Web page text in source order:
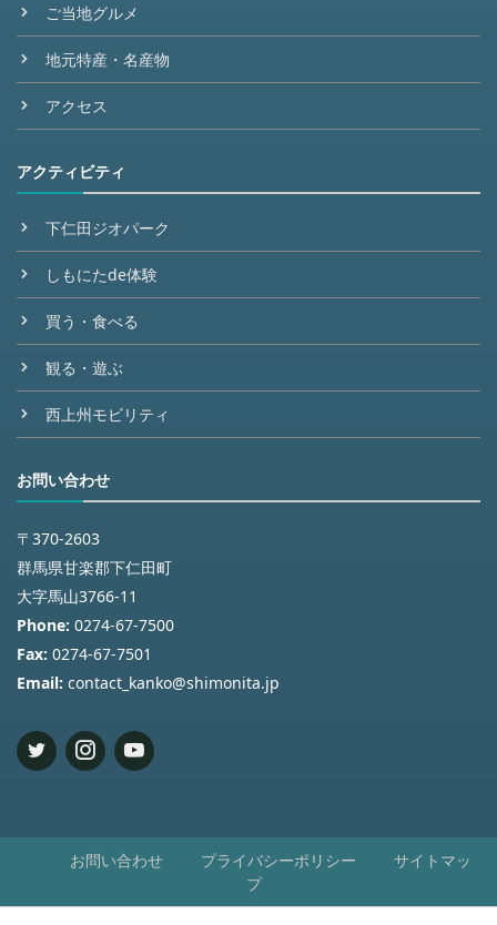
ご当地グルメ
地元特産・名産物
アクセス
アクティビティ
下仁田ジオパーク
しもにたde体験
買う・食べる
観る・遊ぶ
西上州モビリティ
お問い合わせ
〒370-2603
群馬県甘楽郡下仁田町
大字馬山3766-11
Phone: 0274-67-7500
Fax: 0274-67-7501
Email: contact_kanko@shimonita.jp
お問い合わせ プライバシーポリシー
サイトマッ
プ